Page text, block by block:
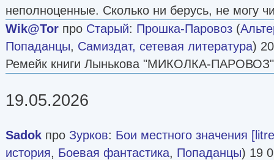
неполноценные. Сколько ни берусь, не могу
Wik@Tor про Старый: Прошка-Паровоз (
Попаданцы, Самиздат, сетевая литература)
Ремейк книги Лынькова "МИКОЛКА-
19.05.2026
Sadok про Зурков: Бои местного значения
история, Боевая фантастика, Попаданцы) 19